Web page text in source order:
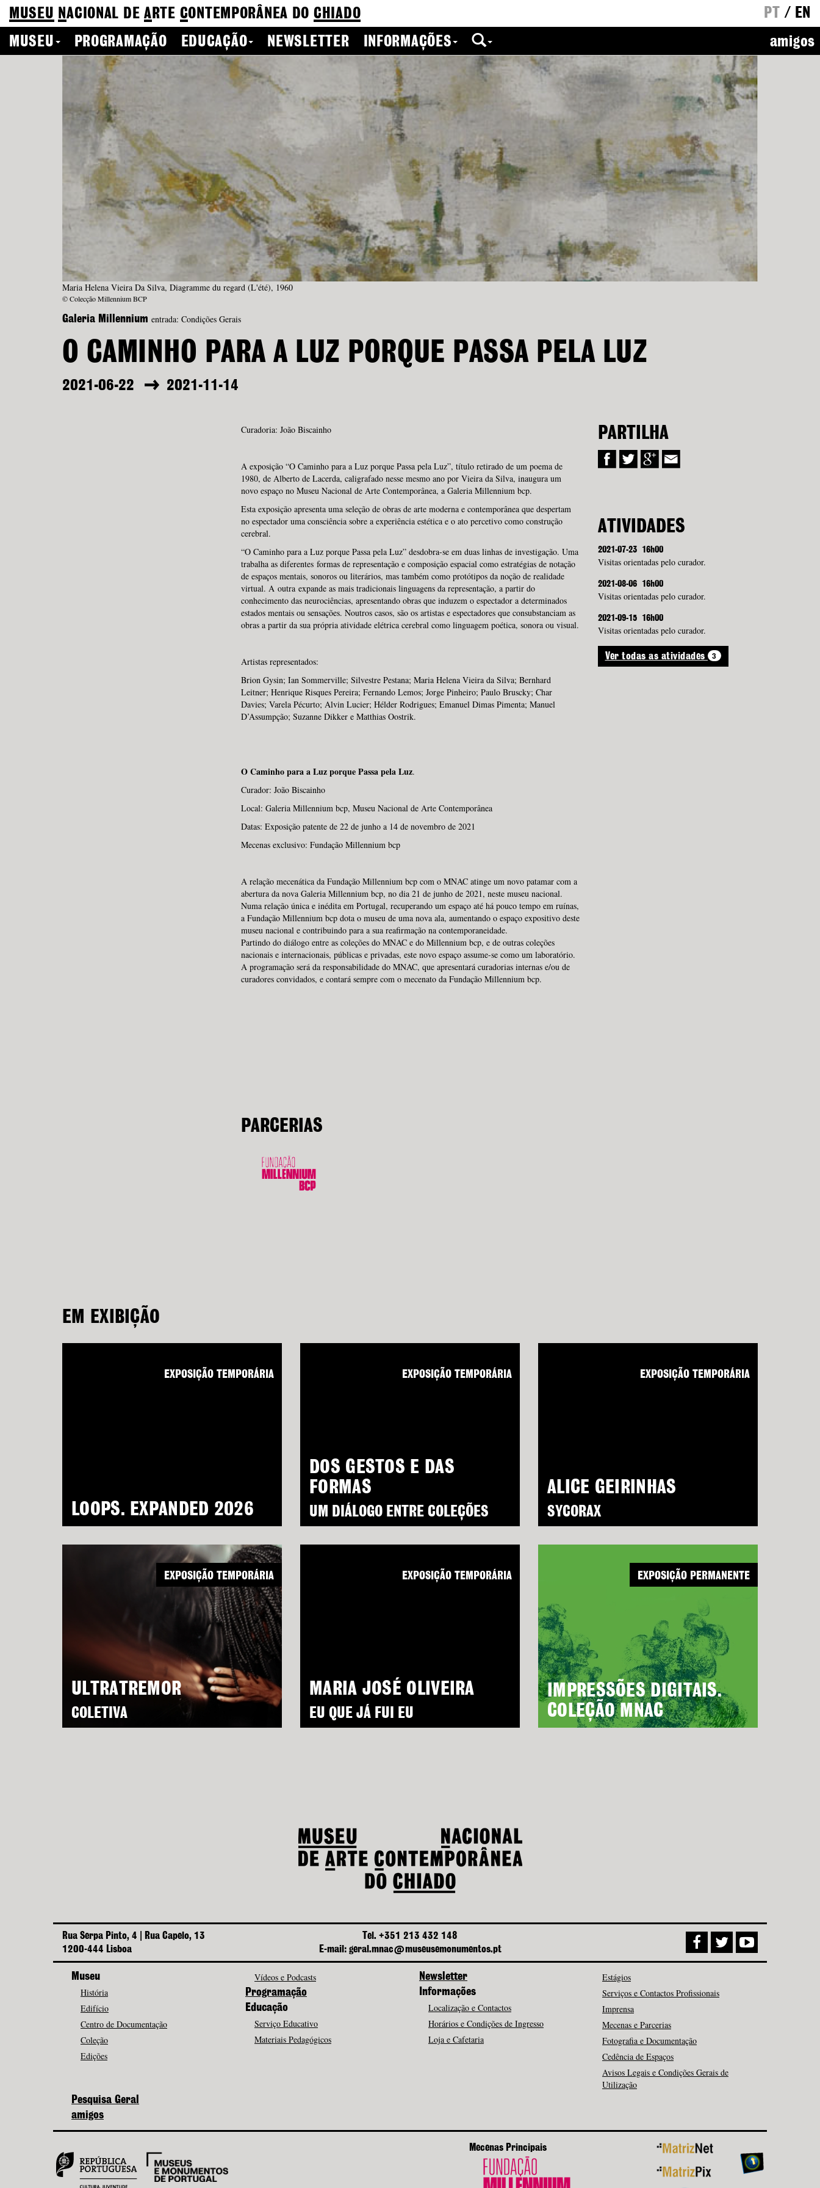
MUSEU NACIONAL DEA RTE CONTEMPORÂNEA DO CHIADO PT / EN
MUSEU
PROGRAMAÇÃO EDUCAÇÃO NEWSLETTER INFORMAÇÕES amigos
Maria Helena Vieira Da Silva, Diagramme du regard (L'été), 1960
© Colecção Millennium BCP
Galeria Millennium entrada: Condições Gerais
O CAMINHO PARA A LUZ PORQUE PASSA PELA LUZ
2021-06-22 2021-11-14
Curadoria: João Biscainho
A exposição “O Caminho para a Luz porque Passa pela Luz”, título retirado de um poema de
1980, de Alberto de Lacerda, caligrafado nesse mesmo ano por Vieira da Silva, inaugura um
novo espaço no Museu Nacional de Arte Contemporânea, a Galeria Millennium bcp.
Esta exposição apresenta uma seleção de obras de arte moderna e contemporânea que despertam
no espectador uma consciência sobre a experiência estética e o ato percetivo como construção
cerebral.
“O Caminho para a Luz porque Passa pela Luz” desdobra-se em duas linhas de investigação. Uma
trabalha as diferentes formas de representação e composição espacial como estratégias de notação
de espaços mentais, sonoros ou literários, mas também como protótipos da noção de realidade
virtual. A outra expande as mais tradicionais linguagens da representação, a partir do
conhecimento das neurociências, apresentando obras que induzem o espectador a determinados
estados mentais ou sensações. Noutros casos, são os artistas e espectadores que consubstanciam as
obras a partir da sua própria atividade elétrica cerebral como linguagem poética, sonora ou visual.
Artistas representados:
Brion Gysin; Ian Sommerville; Silvestre Pestana; Maria Helena Vieira da Silva; Bernhard
Leitner; Henrique Risques Pereira; Fernando Lemos; Jorge Pinheiro; Paulo Bruscky; Char
Davies; Varela Pécurto; Alvin Lucier; Hélder Rodrigues; Emanuel Dimas Pimenta; Manuel
D’Assumpção; Suzanne Dikker e Matthias Oostrik.
O Caminho para a Luz porque Passa pela Luz.
Curador: João Biscainho
Local: Galeria Millennium bcp, Museu Nacional de Arte Contemporânea
Datas: Exposição patente de 22 de junho a 14 de novembro de 2021
Mecenas exclusivo: Fundação Millennium bcp
A relação mecenática da Fundação Millennium bcp com o MNAC atinge um novo patamar com a
abertura da nova Galeria Millennium bcp, no dia 21 de junho de 2021, neste museu nacional.
Numa relação única e inédita em Portugal, recuperando um espaço até há pouco tempo em ruínas,
a Fundação Millennium bcp dota o museu de uma nova ala, aumentando o espaço expositivo deste
museu nacional e contribuindo para a sua reafirmação na contemporaneidade.
Partindo do diálogo entre as coleções do MNAC e do Millennium bcp, e de outras coleções
nacionais e internacionais, públicas e privadas, este novo espaço assume-se como um laboratório.
A programação será da responsabilidade do MNAC, que apresentará curadorias internas e/ou de
curadores convidados, e contará sempre com o mecenato da Fundação Millennium bcp.
PARCERIAS
PARTILHA
ATIVIDADES
2021-07-23 16h00
Visitas orientadas pelo curador.
2021-08-06 16h00
Visitas orientadas pelo curador.
2021-09-15 16h00
Visitas orientadas pelo curador.
Ver todas as atividades 3
EM EXIBIÇÃO
LOOPS. EXPANDED 2026
EXPOSIÇÃO TEMPORÁRIA
DOS GESTOS E DAS
FORMAS
UM DIÁLOGO ENTRE COLEÇÕES
EXPOSIÇÃO TEMPORÁRIA
ALICE GEIRINHAS
SYCORAX
EXPOSIÇÃO TEMPORÁRIA
ULTRATREMOR
COLETIVA
EXPOSIÇÃO TEMPORÁRIA
MARIA JOSÉ OLIVEIRA
EU QUE JÁ FUI EU
EXPOSIÇÃO TEMPORÁRIA
IMPRESSÕES DIGITAIS.
COLEÇÃO MNAC
EXPOSIÇÃO PERMANENTE
Rua Serpa Pinto, 4 | Rua Capelo, 13
1200-444 Lisboa
Tel. +351 213 432 148
E-mail: geral.mnac@museusemonumentos.pt
Museu
História
Edifício
Centro de Documentação
Coleção
Edições
Vídeos e Podcasts
Programação
Educação
Serviço Educativo
Materiais Pedagógicos
Newsletter
Informações
Localização e Contactos
Horários e Condições de Ingresso
Loja e Cafetaria
Estágios
Serviços e Contactos Profissionais
Imprensa
Mecenas e Parcerias
Fotografia e Documentação
Cedência de Espaços
Avisos Legais e Condições Gerais de
Utilização
Pesquisa Geral
amigos
Mecenas Principais